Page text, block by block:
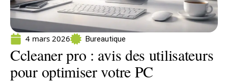
4 mars 2026 Bureautique
Ccleaner pro : avis des utilisateurs
pour optimiser votre PC